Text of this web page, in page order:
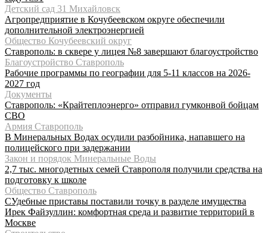
Детский сад 31 Михайловск
Агропредприятие в Кочубеевском округе обеспечили
дополнительной электроэнергией
Общество Кочубеевский округ
Ставрополь: в сквере у лицея №8 завершают благоустройство
Благоустройство Ставрополь
Рабочие программы по географии для 5-11 классов на 2026-
2027 год
Документы
Ставрополь: «Крайтеплоэнерго» отправил гумконвой бойцам
СВО
Армия Ставрополь
В Минеральных Водах осудили разбойника, напавшего на
полицейского при задержании
Закон и порядок Минеральные Воды
2,7 тыс. многодетных семей Ставрополя получили средства на
подготовку к школе
Общество Ставрополь
СУдебные приставы поставили точку в разделе имущества
Ирек Файзуллин: комфортная среда и развитие территорий в
Москве